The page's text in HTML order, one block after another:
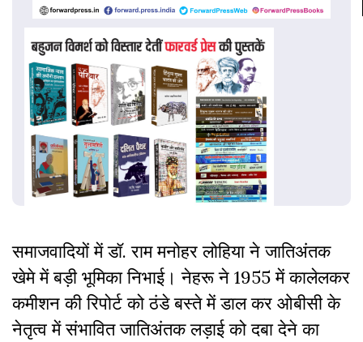
समाजवादियों में डॉ. राम मनोहर लोहिया ने जातिअंतक
खेमे में बड़ी भूमिका निभाई। नेहरू ने 1955 में कालेलकर
कमीशन की रिपोर्ट को ठंडे बस्ते में डाल कर ओबीसी के
नेतृत्व में संभावित जातिअंतक लड़ाई को दबा देने का